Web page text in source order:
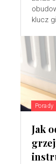
klucz
Porady
Jak